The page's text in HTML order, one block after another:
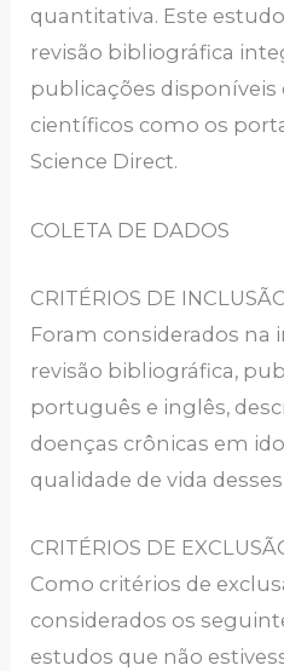
quantitativa. Este
revisão bibliográfica
publicações
científicos como os
Science Direct.
COLETA DE DADOS
CRITÉRIOS DE
Foram considerados na
revisão bibliográfica,
português e inglês,
doenças crônicas em
qualidade de vida
CRITÉRIOS DE
Como critérios de
considerados os
estudos que não